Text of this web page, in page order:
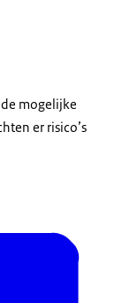
mogelijke
er risico’s